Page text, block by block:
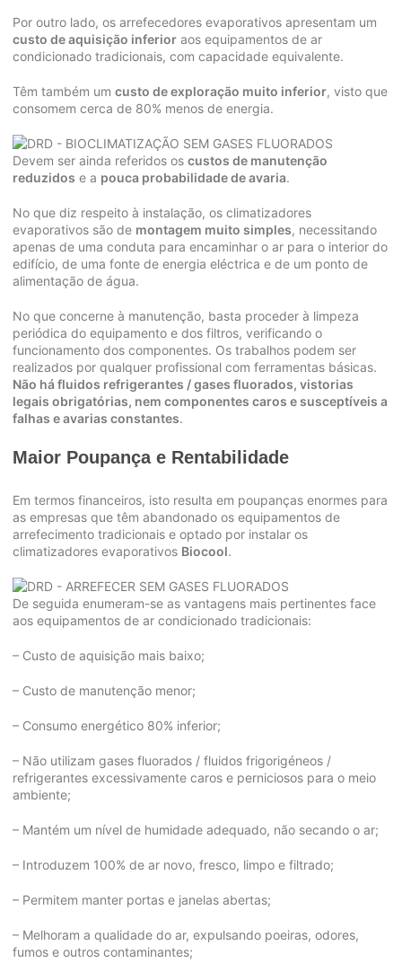
Por outro lado, os arrefecedores evaporativos apresentam um
custo de aquisição inferior aos equipamentos de ar
condicionado tradicionais, com capacidade equivalente.
Têm também um custo de exploração muito inferior, visto que
consomem cerca de 80% menos de energia.
Devem ser ainda referidos os custos de manutenção
reduzidos e a pouca probabilidade de avaria.
No que diz respeito à instalação, os climatizadores
evaporativos são de montagem muito simples, necessitando
apenas de uma conduta para encaminhar o ar para o interior do
edifício, de uma fonte de energia eléctrica e de um ponto de
alimentação de água.
No que concerne à manutenção, basta proceder à limpeza
periódica do equipamento e dos filtros, verificando o
funcionamento dos componentes. Os trabalhos podem ser
realizados por qualquer profissional com ferramentas básicas.
Não há fluidos refrigerantes / gases fluorados, vistorias
legais obrigatórias, nem componentes caros e susceptíveis a
falhas e avarias constantes.
Maior Poupança e Rentabilidade
Em termos financeiros, isto resulta em poupanças enormes para
as empresas que têm abandonado os equipamentos de
arrefecimento tradicionais e optado por instalar os
climatizadores evaporativos Biocool.
De seguida enumeram-se as vantagens mais pertinentes face
aos equipamentos de ar condicionado tradicionais:
– Custo de aquisição mais baixo;
– Custo de manutenção menor;
– Consumo energético 80% inferior;
– Não utilizam gases fluorados / fluidos frigorigéneos /
refrigerantes excessivamente caros e perniciosos para o meio
ambiente;
– Mantém um nível de humidade adequado, não secando o ar;
– Introduzem 100% de ar novo, fresco, limpo e filtrado;
– Permitem manter portas e janelas abertas;
– Melhoram a qualidade do ar, expulsando poeiras, odores,
fumos e outros contaminantes;